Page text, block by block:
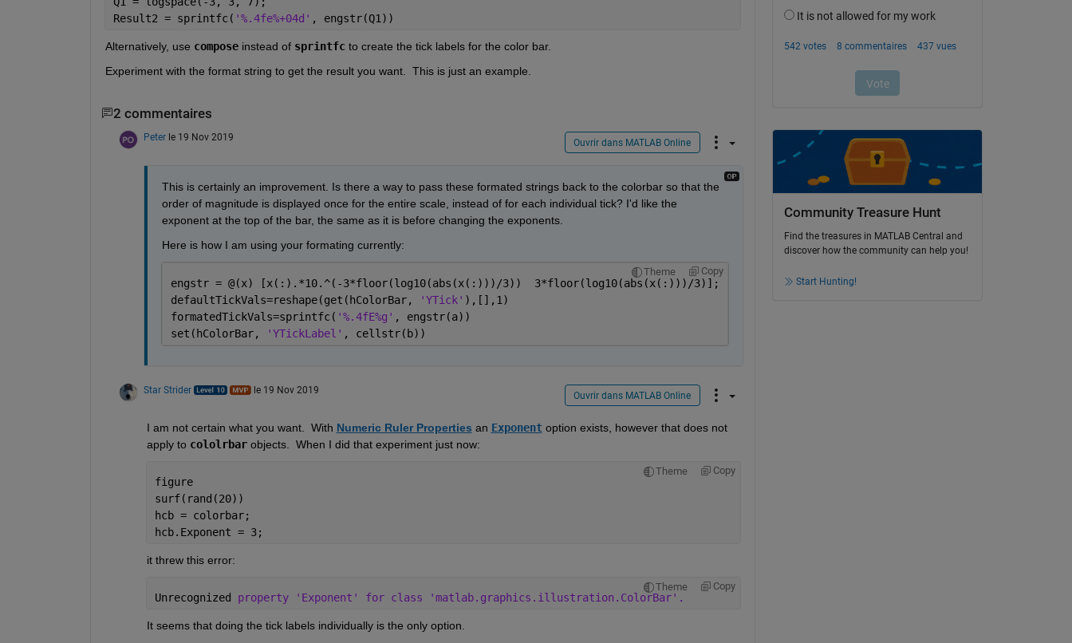
Result2 = sprintfc( '%.4fe%+04d' , engstr(Q1))
Alternatively, use compose instead of sprintfc to create the tick labels for the color bar.
Experiment with the format string to get the result you want.  This is just an example.
2 commentaires
Peter le 19 Nov 2019 Ouvrir dans MATLAB Online
This is certainly an improvement. Is there a way to pass these formated strings back to the colorbar so that the
order of magnitude is displayed once for the entire scale, instead of for each individual tick? I'd like the
exponent at the top of the bar, the same as it is before changing the exponents.
Here is how I am using your formating currently:
Theme Copy
engstr = @(x) [x(:).*10.^(-3*floor(log10(abs(x(:)))/3))  3*floor(log10(abs(x(:)))/3)];
defaultTickVals=reshape(get(hColorBar,
'YTick' ),[],1)
formatedTickVals=sprintfc( '%.4fE%g' , engstr(a))
set(hColorBar,
'YTickLabel' , cellstr(b))
Star Strider le 19 Nov 2019 Ouvrir dans MATLAB Online
I am not certain what you want.  With Numeric Ruler Properties an Exponent option exists, however that does not
apply to cololrbar objects.  When I did that experiment just now:
Theme Copy
figure
surf(rand(20))
hcb = colorbar;
hcb.Exponent = 3;
it threw this error:
Theme Copy
Unrecognized property 'Exponent' for class 'matlab.graphics.illustration.ColorBar'.
It seems that doing the tick labels individually is the only option.
Community Treasure Hunt
Find the treasures in MATLAB Central and
discover how the community can help you!
Start Hunting!